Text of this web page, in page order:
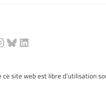
ce site web est libre d’utilisation